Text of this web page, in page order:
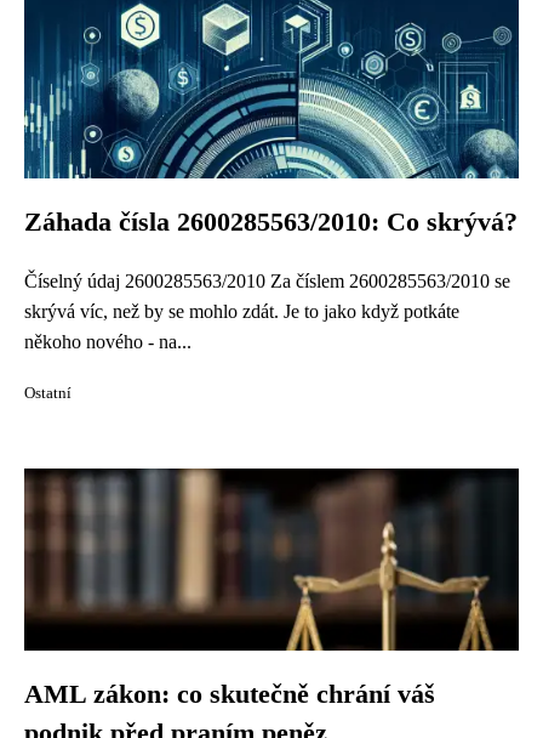
Záhada čísla 2600285563/2010: Co skrývá?
Číselný údaj 2600285563/2010 Za číslem 2600285563/2010 se
skrývá víc, než by se mohlo zdát. Je to jako když potkáte
někoho nového - na...
Ostatní
AML zákon: co skutečně chrání váš